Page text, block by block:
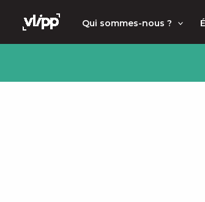
principal
Qui sommes-nous ?